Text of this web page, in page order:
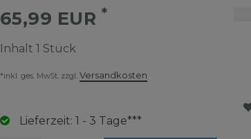
65,99 EUR *
Inhalt 1 Stück
*inkl. ges. MwSt. zzgl. Versandkosten
Lieferzeit: 1 - 3 Tage***